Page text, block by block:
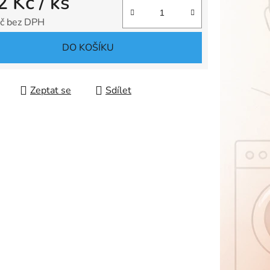
bez DPH
DO KOŠÍKU
Zeptat se Sdílet